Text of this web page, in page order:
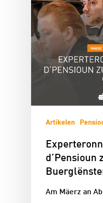
Artikelen
d’Pensioun
Am Mäerz an